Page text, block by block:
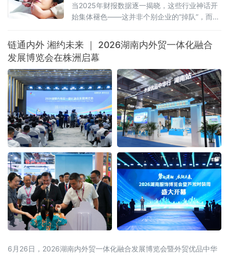
当2025年财报数据逐一揭晓，这些行业神话开
始集体褪色——这并非个别企业的“掉队”，而是
链通内外 湘约未来 ｜ 2026湖南内外贸一体化融合
发展博览会在株洲启幕
6月26日，2026湖南内外贸一体化融合发展博览会暨外贸优品中华